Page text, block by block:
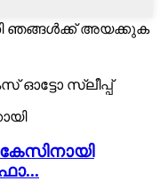
ഞങ്ങൾക്ക് അയക്കുക
കേസിനായി